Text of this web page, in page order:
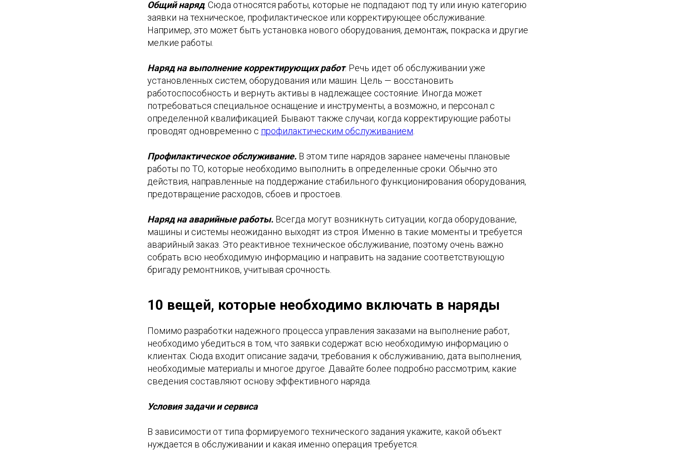
Общий наряд. Сюда относятся работы, которые не подпадают под ту или иную категорию
заявки на техническое, профилактическое или корректирующее обслуживание.
Например, это может быть установка нового оборудования, демонтаж, покраска и другие
мелкие работы.
Наряд на выполнение корректирующих работ. Речь идет об обслуживании уже
установленных систем, оборудования или машин. Цель — восстановить
работоспособность и вернуть активы в надлежащее состояние. Иногда может
потребоваться специальное оснащение и инструменты, а возможно, и персонал с
определенной квалификацией. Бывают также случаи, когда корректирующие работы
проводят одновременно с профилактическим обслуживанием.
Профилактическое обслуживание. В этом типе нарядов заранее намечены плановые
работы по ТО, которые необходимо выполнить в определенные сроки. Обычно это
действия, направленные на поддержание стабильного функционирования оборудования,
предотвращение расходов, сбоев и простоев.
Наряд на аварийные работы. Всегда могут возникнуть ситуации, когда оборудование,
машины и системы неожиданно выходят из строя. Именно в такие моменты и требуется
аварийный заказ. Это реактивное техническое обслуживание, поэтому очень важно
собрать всю необходимую информацию и направить на задание соответствующую
бригаду ремонтников, учитывая срочность.
10 вещей, которые необходимо включать в наряды
Помимо разработки надежного процесса управления заказами на выполнение работ,
необходимо убедиться в том, что заявки содержат всю необходимую информацию о
клиентах. Сюда входит описание задачи, требования к обслуживанию, дата выполнения,
необходимые материалы и многое другое. Давайте более подробно рассмотрим, какие
сведения составляют основу эффективного наряда.
Условия задачи и сервиса
В зависимости от типа формируемого технического задания укажите, какой объект
нуждается в обслуживании и какая именно операция требуется.